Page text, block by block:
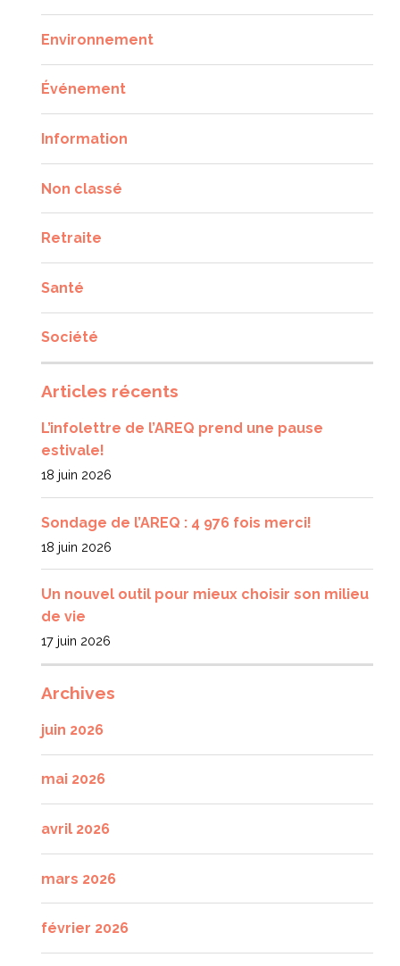
Environnement
Événement
Information
Non classé
Retraite
Santé
Société
Articles récents
L’infolettre de l’AREQ prend une pause
estivale!
18 juin 2026
Sondage de l’AREQ : 4 976 fois merci!
18 juin 2026
Un nouvel outil pour mieux choisir son milieu
de vie
17 juin 2026
Archives
juin 2026
mai 2026
avril 2026
mars 2026
février 2026